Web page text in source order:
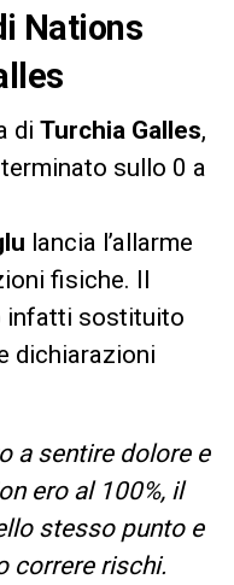
Nations
di Turchia Galles,
terminato sullo 0 a
lancia l’allarme
fisiche. Il
infatti sostituito
dichiarazioni
a sentire dolore e
ero al 100%, il
stesso punto e
correre rischi.